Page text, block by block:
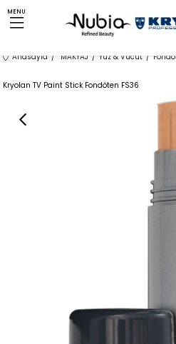
MENU
Anasayfa MAKYAJ Yüz & Vücut
Kryolan TV Paint Stick Fondöten FS36